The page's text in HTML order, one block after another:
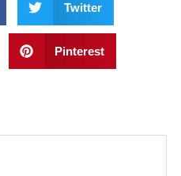
Twitter
Pinterest